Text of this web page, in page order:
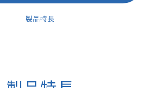
製品特長